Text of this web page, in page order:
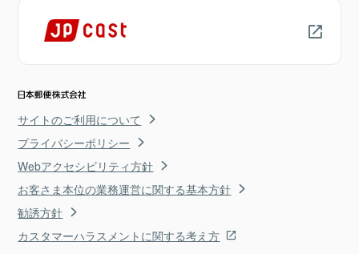
サイトのご利用について
プライバシーポリシー
Webアクセシビリティ方針
お客さま本位の業務運営に関する基本方針
勧誘方針
カスタマーハラスメントに関する考え方